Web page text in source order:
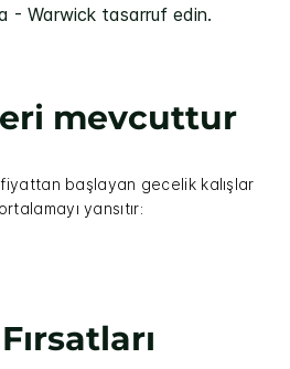
- Warwick tasarruf edin.
mevcuttur
başlayan gecelik kalışlar
yansıtır: